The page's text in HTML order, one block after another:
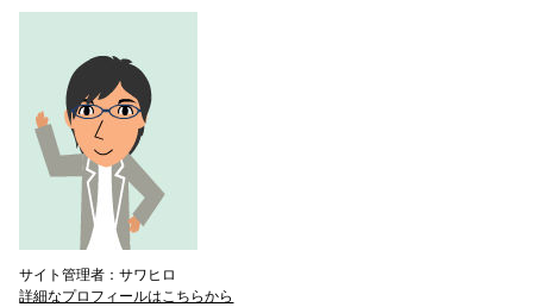
サイト管理者：サワヒロ
詳細なプロフィールはこちらから